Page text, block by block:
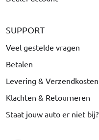
SUPPORT
Veel gestelde vragen
Betalen
Levering & Verzendkosten
Klachten & Retourneren
Staat jouw auto er niet bij?